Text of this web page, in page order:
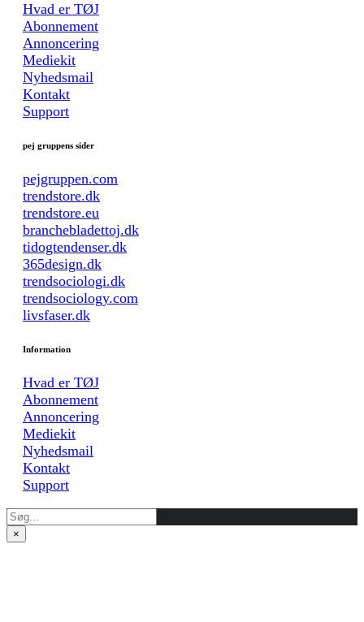
Hvad er TØJ
Abonnement
Annoncering
Mediekit
Nyhedsmail
Kontakt
Support
pej gruppens sider
pejgruppen.com
trendstore.dk
trendstore.eu
branchebladettoj.dk
tidogtendenser.dk
365design.dk
trendsociologi.dk
trendsociology.com
livsfaser.dk
Information
Hvad er TØJ
Abonnement
Annoncering
Mediekit
Nyhedsmail
Kontakt
Support
×